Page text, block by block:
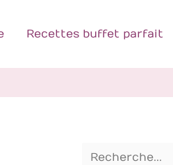
Recettes buffet parfait
e
e